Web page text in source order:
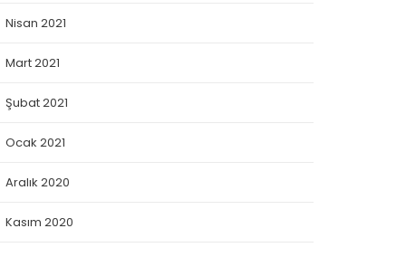
Nisan 2021
Mart 2021
Şubat 2021
Ocak 2021
Aralık 2020
Kasım 2020